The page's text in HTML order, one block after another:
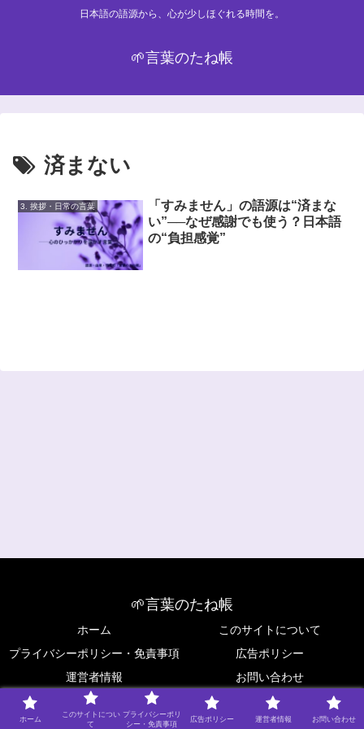
日本語の語源から、心が少しほぐれる時間を。
🌱言葉のたね帳
済まない
3. 挨拶・日常の言葉
「すみません」の語源は“済まな
い”──なぜ感謝でも使う？日本語
の“負担感覚”
🌱言葉のたね帳
ホーム
このサイトについて
プライバシーポリシー・免責事項
広告ポリシー
運営者情報
お問い合わせ
Copyright © 2025 🌱言葉のたね帳 All Rights Reserved.
ホーム
このサイトについ
て
プライバシーポリ
シー・免責事項
広告ポリシー 運営者情報 お問い合わせ